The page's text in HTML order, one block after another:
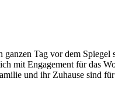
Tag vor dem
mit Engagement für das
und ihr Zuhause